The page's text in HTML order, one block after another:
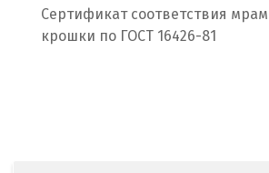
Новосибирск
Сертификат соответствия
крошки по ГОСТ 16426-81